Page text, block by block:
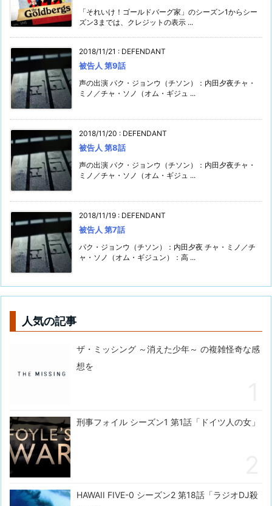
「それいけ！ゴールドバーグ家」のシーズン1からシー
ズン3までは、クレジットの表示 ...
2018/11/21 : DEFENDANT
被告人 第9話
声の出演 パク・ジョンウ（チソン）：内田夕夜チャ・
ミノ／チャ・ソノ（オム・ギジュ ...
2018/11/20 : DEFENDANT
被告人 第8話
声の出演 パク・ジョンウ（チソン）：内田夕夜チャ・
ミノ／チャ・ソノ（オム・ギジュ ...
2018/11/19 : DEFENDANT
被告人 第7話
パク・ジョンウ（チソン）：内田夕夜 チャ・ミノ／チ
ャ・ソノ（オム・ギジュン）：高 ...
人気の記事
ザ・ミッシング ～消えた少年～ の複雑怪奇な感
想を
刑事フォイル シーズン1 第1話「ドイツ人の女」
HAWAII FIVE-0 シーズン2 第18話「ラジオDJ殺